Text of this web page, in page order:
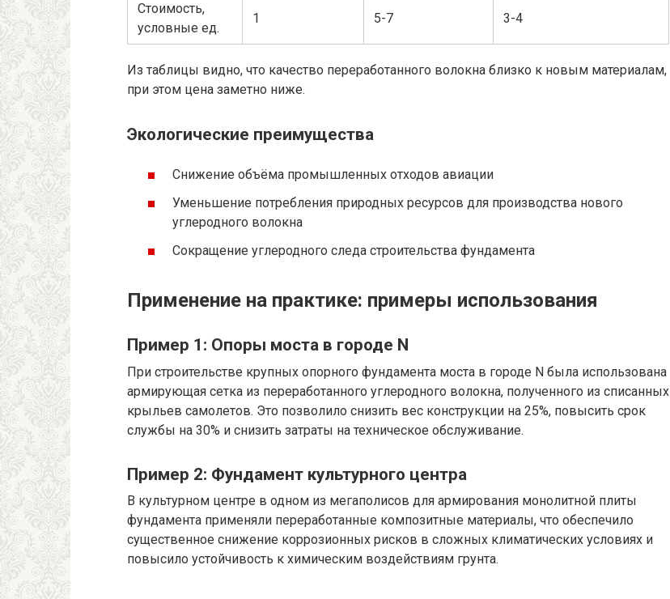
Стоимость,
условные ед.
1 5-7 3-4
Из таблицы видно, что качество переработанного волокна близко к новым материалам,
при этом цена заметно ниже.
Экологические преимущества
Снижение объёма промышленных отходов авиации
Уменьшение потребления природных ресурсов для производства нового
углеродного волокна
Сокращение углеродного следа строительства фундамента
Применение на практике: примеры использования
Пример 1: Опоры моста в городе N
При строительстве крупных опорного фундамента моста в городе N была использована
армирующая сетка из переработанного углеродного волокна, полученного из списанных
крыльев самолетов. Это позволило снизить вес конструкции на 25%, повысить срок
службы на 30% и снизить затраты на техническое обслуживание.
Пример 2: Фундамент культурного центра
В культурном центре в одном из мегаполисов для армирования монолитной плиты
фундамента применяли переработанные композитные материалы, что обеспечило
существенное снижение коррозионных рисков в сложных климатических условиях и
повысило устойчивость к химическим воздействиям грунта.